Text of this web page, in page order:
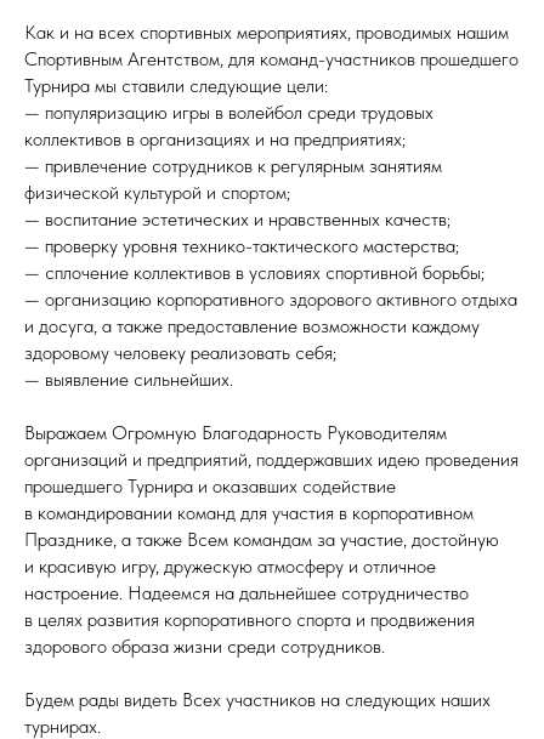
Как и на всех спортивных мероприятиях, проводимых нашим
Спортивным Агентством, для команд-участников прошедшего
Турнира мы ставили следующие цели:
— популяризацию игры в волейбол среди трудовых
коллективов в организациях и на предприятиях;
— привлечение сотрудников к регулярным занятиям
физической культурой и спортом;
— воспитание эстетических и нравственных качеств;
— проверку уровня технико-тактического мастерства;
— сплочение коллективов в условиях спортивной борьбы;
— организацию корпоративного здорового активного отдыха
и досуга, а также предоставление возможности каждому
здоровому человеку реализовать себя;
— выявление сильнейших.
Выражаем Огромную Благодарность Руководителям
организаций и предприятий, поддержавших идею проведения
прошедшего Турнира и оказавших содействие
в командировании команд для участия в корпоративном
Празднике, а также Всем командам за участие, достойную
и красивую игру, дружескую атмосферу и отличное
настроение. Надеемся на дальнейшее сотрудничество
в целях развития корпоративного спорта и продвижения
здорового образа жизни среди сотрудников.
Будем рады видеть Всех участников на следующих наших
турнирах.